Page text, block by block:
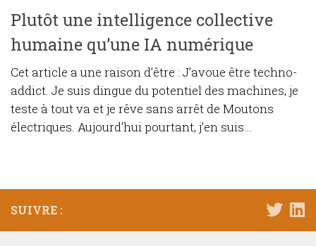
Plutôt une intelligence collective
humaine qu’une IA numérique
Cet article a une raison d’être : J’avoue être techno-
addict. Je suis dingue du potentiel des machines, je
teste à tout va et je rêve sans arrêt de Moutons
électriques. Aujourd’hui pourtant, j’en suis...
SUIVRE :